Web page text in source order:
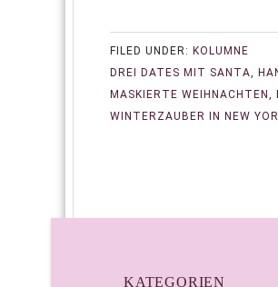
FILED UNDER: KOLUMNE
DREI DATES MIT SANTA,
MASKIERTE WEIHNACHTEN,
WINTERZAUBER IN NEW
KATEGORIEN